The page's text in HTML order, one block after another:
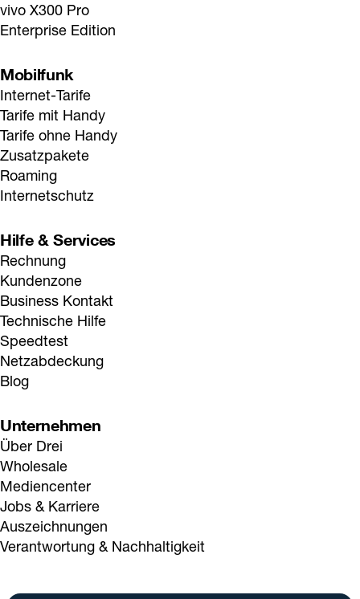
vivo X300 Pro
Enterprise Edition
Mobilfunk
Internet-Tarife
Tarife mit Handy
Tarife ohne Handy
Zusatzpakete
Roaming
Internetschutz
Hilfe & Services
Rechnung
Kundenzone
Business Kontakt
Technische Hilfe
Speedtest
Netzabdeckung
Blog
Unternehmen
Über Drei
Wholesale
Mediencenter
Jobs & Karriere
Auszeichnungen
Verantwortung & Nachhaltigkeit